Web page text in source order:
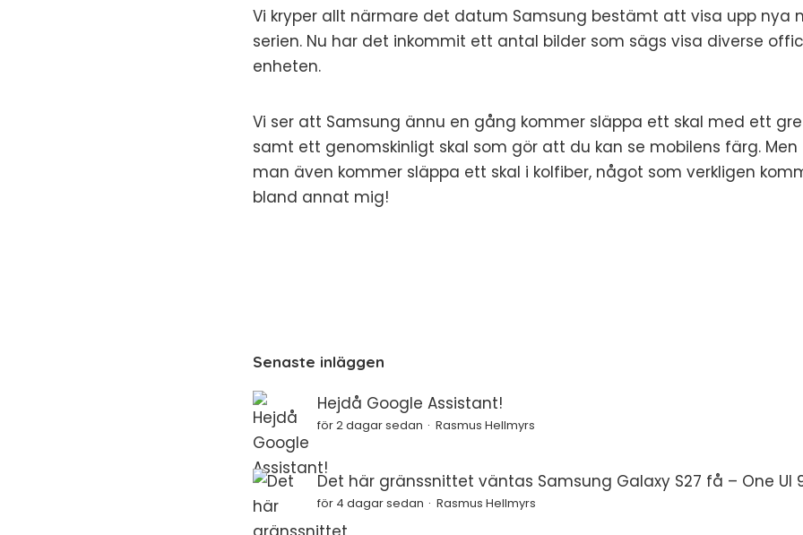
Vi kryper allt närmare det datum Samsung bestämt att visa upp nya
serien. Nu har det inkommit ett antal bilder som sägs visa diverse
enheten.
Vi ser att Samsung ännu en gång kommer släppa ett skal med ett
samt ett genomskinligt skal som gör att du kan se mobilens färg.
man även kommer släppa ett skal i kolfiber, något som verkligen
bland annat mig!
Senaste inläggen
Hejdå Google Assistant!
för 2 dagar sedan Rasmus Hellmyrs
Det här gränssnittet väntas Samsung Galaxy S27 få – One UI
för 4 dagar sedan Rasmus Hellmyrs